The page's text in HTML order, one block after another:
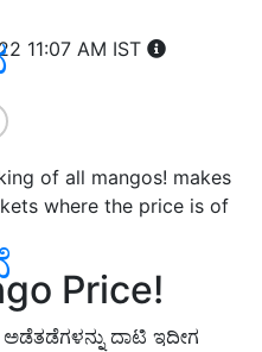
11:07 AM IST
of all mangos! makes
where the price is of
Price!
ದಾಟಿ ಇದೀಗ